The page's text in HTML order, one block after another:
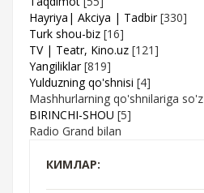
Hayriya| Akciya | Tadbir [330]
Turk shou-biz [16]
TV | Teatr, Kino.uz [121]
Yangiliklar [819]
Yulduzning qo'shnisi [4]
Mashhurlarning qo'shnilariga so'z
BIRINCHI-SHOU [5]
Radio Grand bilan
КИМЛАР: